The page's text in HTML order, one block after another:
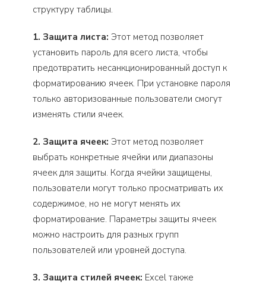
структуру таблицы.
1. Защита листа: Этот метод позволяет
установить пароль для всего листа, чтобы
предотвратить несанкционированный доступ к
форматированию ячеек. При установке пароля
только авторизованные пользователи смогут
изменять стили ячеек.
2. Защита ячеек: Этот метод позволяет
выбрать конкретные ячейки или диапазоны
ячеек для защиты. Когда ячейки защищены,
пользователи могут только просматривать их
содержимое, но не могут менять их
форматирование. Параметры защиты ячеек
можно настроить для разных групп
пользователей или уровней доступа.
3. Защита стилей ячеек: Excel также